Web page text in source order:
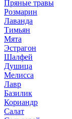
Пряные травы
Розмарин
Лаванда
Тимьян
Мята
Эстрагон
Шалфей
Душица
Мелисса
Лавр
Базилик
Кориандр
Салат